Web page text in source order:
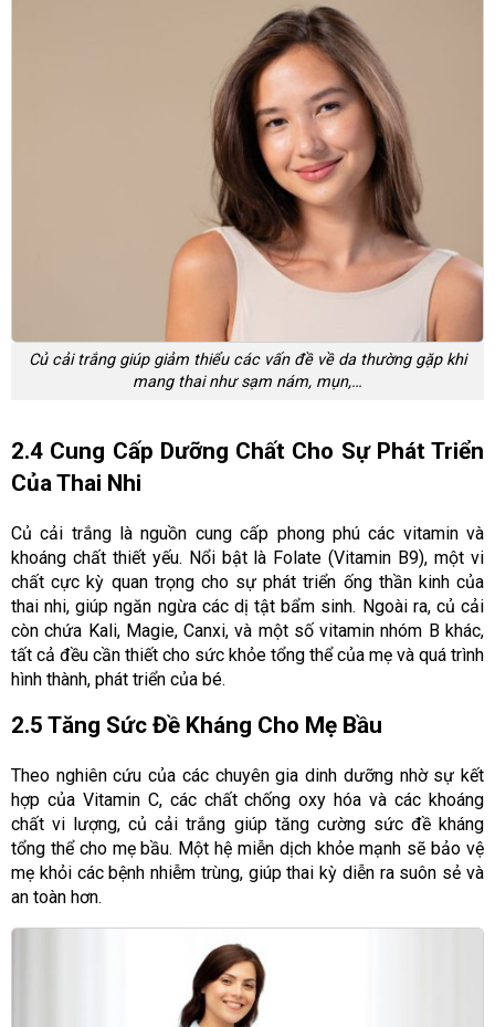
Củ cải trắng giúp giảm thiểu các vấn đề về da thường gặp khi
mang thai như sạm nám, mụn,…
2.4 Cung Cấp Dưỡng Chất Cho Sự Phát Triển
Của Thai Nhi
Củ cải trắng là nguồn cung cấp phong phú các vitamin và
khoáng chất thiết yếu. Nổi bật là Folate (Vitamin B9), một vi
chất cực kỳ quan trọng cho sự phát triển ống thần kinh của
thai nhi, giúp ngăn ngừa các dị tật bẩm sinh. Ngoài ra, củ cải
còn chứa Kali, Magie, Canxi, và một số vitamin nhóm B khác,
tất cả đều cần thiết cho sức khỏe tổng thể của mẹ và quá trình
hình thành, phát triển của bé.
2.5 Tăng Sức Đề Kháng Cho Mẹ Bầu
Theo nghiên cứu của các chuyên gia dinh dưỡng nhờ sự kết
hợp của Vitamin C, các chất chống oxy hóa và các khoáng
chất vi lượng, củ cải trắng giúp tăng cường sức đề kháng
tổng thể cho mẹ bầu. Một hệ miễn dịch khỏe mạnh sẽ bảo vệ
mẹ khỏi các bệnh nhiễm trùng, giúp thai kỳ diễn ra suôn sẻ và
an toàn hơn.